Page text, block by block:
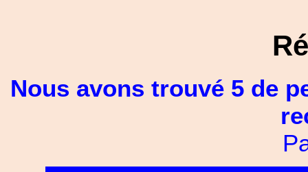
Nous avons trouvé 5 de